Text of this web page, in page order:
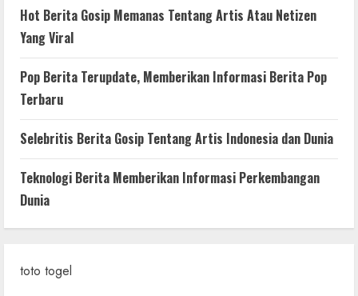
Hot Berita Gosip Memanas Tentang Artis Atau Netizen
Yang Viral
Pop Berita Terupdate, Memberikan Informasi Berita Pop
Terbaru
Selebritis Berita Gosip Tentang Artis Indonesia dan Dunia
Teknologi Berita Memberikan Informasi Perkembangan
Dunia
toto togel